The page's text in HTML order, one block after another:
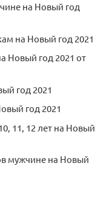
на Новый год
на Новый год 2021
Новый год 2021 от
год 2021
год 2021
11, 12 лет на Новый
мужчине на Новый